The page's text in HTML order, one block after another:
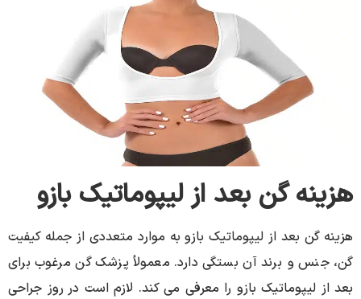
هزینه گن بعد از لیپوماتیک بازو
هزینه گن بعد از لیپوماتیک بازو به موارد متعددی از جمله کیفیت
گن، جنس و برند آن بستگی دارد. معمولأ پزشک گن مرغوب برای
بعد از لیپوماتیک بازو را معرفی می کند. لازم است در روز جراحی